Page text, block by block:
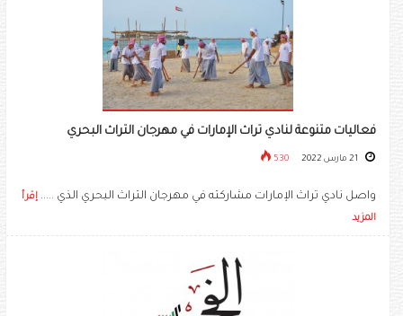
فعاليات متنوعة لنادي تراث الإمارات في مهرجان التراث البحري
530
واصل نادي تراث الإمارات مشاركته في مهرجان التراث البحري الذي ..... إقرأ
المزيد